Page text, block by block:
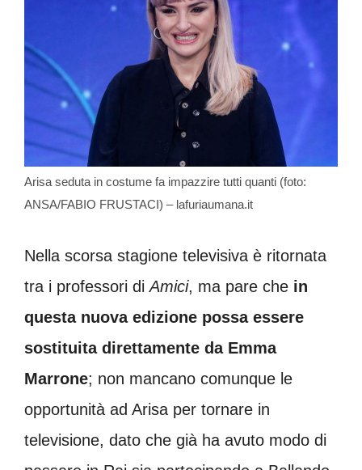
Arisa seduta in costume fa impazzire tutti quanti (foto:
ANSA/FABIO FRUSTACI) – lafuriaumana.it
Nella scorsa stagione televisiva è ritornata
tra i professori diAmici, ma pare che in
questa nuova edizione possa essere
sostituita direttamente da Emma
Marrone; non mancano comunque le
opportunità ad Arisa per tornare in
televisione, dato che già ha avuto modo di